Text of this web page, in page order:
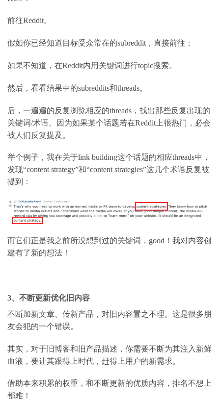
前往Reddit。
假如你已经知道目标受众常在的subreddit ，直接前往；
如果不知道，在Reddit内用关键词进行topic搜索。
然后， 看看结果中的subreddits和threads。
后， 一遍遍的反复浏览相应的threads ，找出那些反复出现的
关键词/术语。因为如果某个话题若在Reddit 上很热门，必会
被人们反复提及。
举个例子，我在关于link building这个话题的相应threads中，
发现“content strategy”和“content strategies”这几个术语反复被
提到：
而它们正是我之前所没想到过的关键词， good ！我对内容创
建有了新的想法！
3、不断更新优化旧内容
不断加新文章、传新产品，对旧内容置之不理。这是很多朋
友会犯的一个错误。
其实，对于旧博客和旧产品描述，你需要不断为其注入新鲜
血液，要让其跟得上时代，赶得上用户的新需求。
借助本来积累的权重，和不断更新的优质内容，排名不想上
都难！